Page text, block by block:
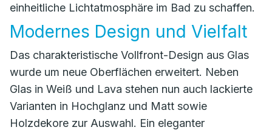
einheitliche Lichtatmosphäre im Bad zu schaffen.
Modernes Design und Vielfalt
Das charakteristische Vollfront-Design aus Glas
wurde um neue Oberflächen erweitert. Neben
Glas in Weiß und Lava stehen nun auch lackierte
Varianten in Hochglanz und Matt sowie
Holzdekore zur Auswahl. Ein eleganter